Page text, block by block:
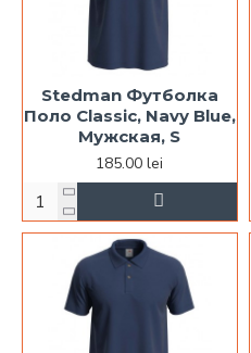
Stedman Футболка
Поло Classic, Navy Blue,
Мужская, S
185.00 lei